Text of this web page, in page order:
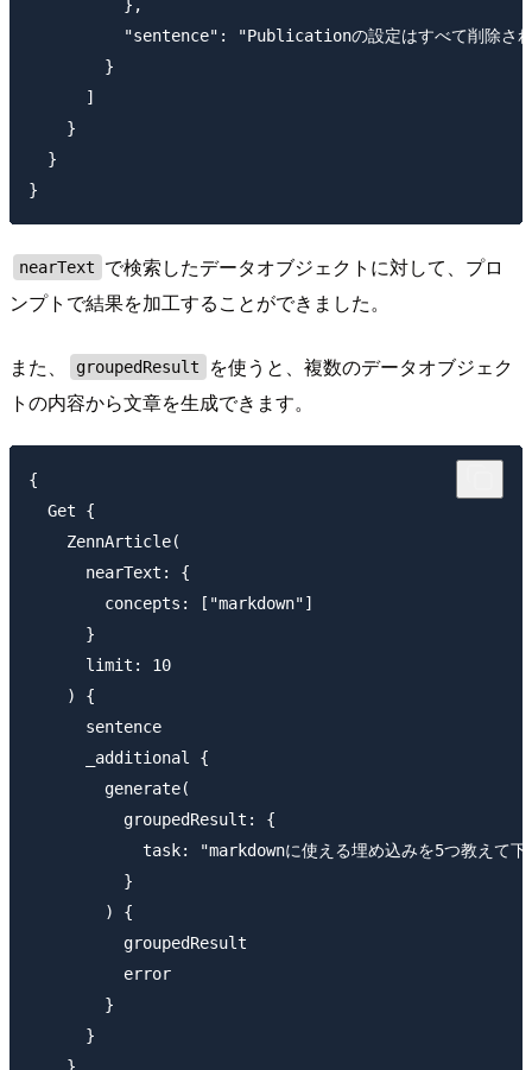
          },
"sentence": "Publicationの設定はすべて削除され
        }
      ]
    }
  }
nearText
で検索したデータオブジェクトに対して、プロ
ンプトで結果を加工することができました。
また、 groupedResult
を使うと、複数のデータオブジェク
トの内容から文章を生成できます。
{
  Get {
    ZennArticle(
      nearText: {
        concepts: ["markdown"]
      }
      limit: 10
    ) {
      sentence
      _additional {
        generate(
          groupedResult: {
task: "markdownに使える埋め込みを5つ教えて下
          }
        ) {
          groupedResult
          error
        }
      }